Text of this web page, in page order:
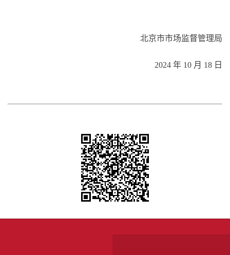
北京市市场监督管理局
2024 年 10 月 18 日